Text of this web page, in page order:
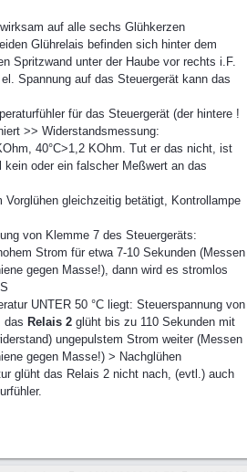
auf alle sechs Glühkerzen
Glührelais befinden sich hinter dem
Spritzwand unter der Haube vor rechts i.F.
Spannung auf das Steuergerät kann das
für das Steuergerät (der hintere !
>> Widerstandsmessung:
40°C>1,2 KOhm. Tut er das nicht, ist
oder ein falscher Meßwert an das
Vorglühen gleichzeitig betätigt, Kontrollampe
von Klemme 7 des Steuergeräts:
Strom für etwa 7-10 Sekunden (Messen
gegen Masse!), dann wird es stromlos
UNTER 50 °C liegt: Steuerspannung von
das Relais 2 glüht bis zu 110 Sekunden mit
ungepulstem Strom weiter (Messen
gegen Masse!) > Nachglühen
glüht das Relais 2 nicht nach, (evtl.) auch